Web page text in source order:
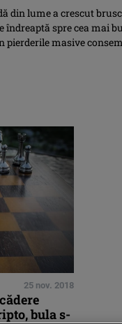
lume a crescut
îndreaptă spre cea mai
pierderile masive
25 nov. 2018
bula s-